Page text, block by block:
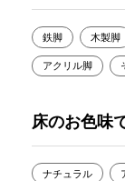
鉄脚 木製脚
アクリル脚
床のお色味
ナチュラル